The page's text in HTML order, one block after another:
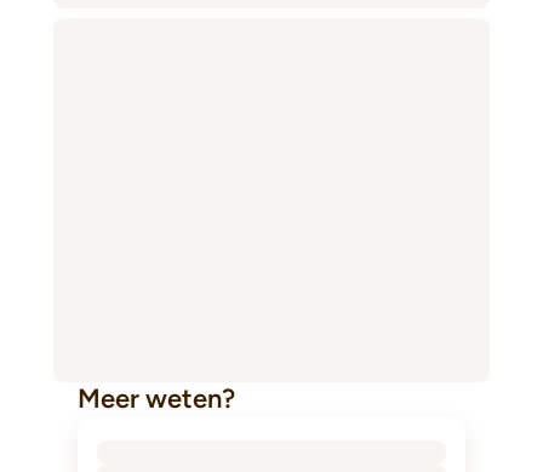
Meer weten?